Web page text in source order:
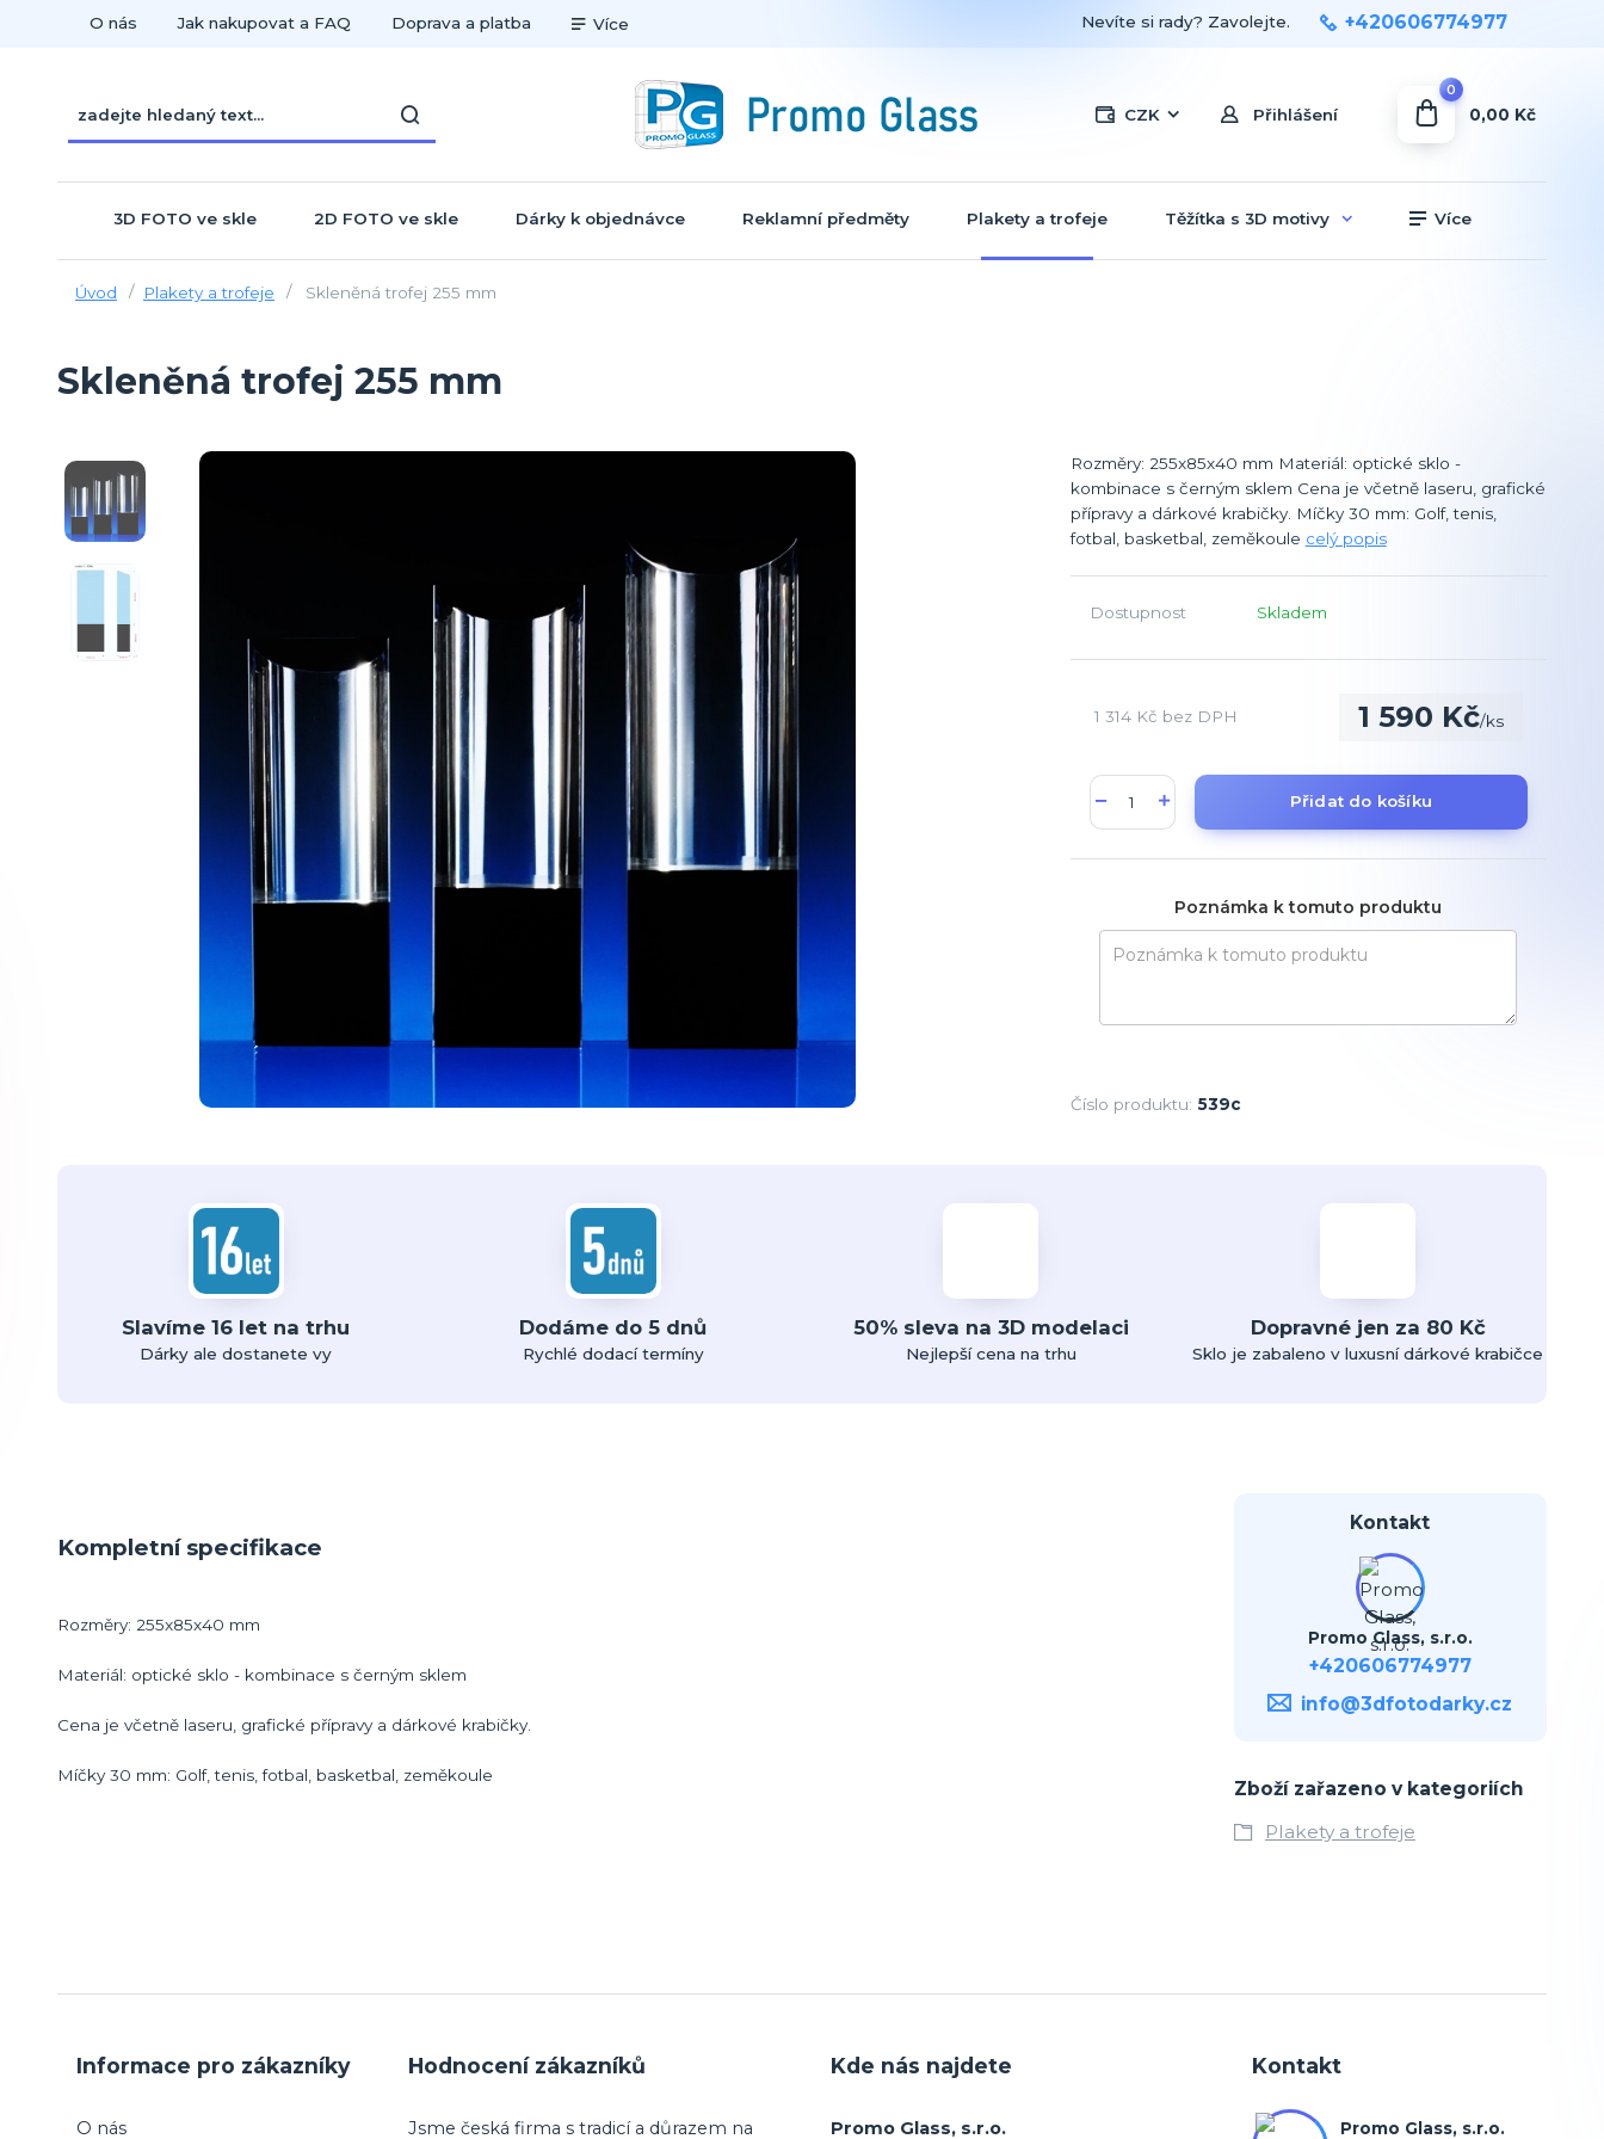
O nás Jak nakupovat a FAQ Doprava a platba Více
CZK Přihlášení
Nevíte si rady? Zavolejte. +420606774977
0
0,00 Kč
3D FOTO ve skle 2D FOTO ve skle Dárky k objednávce Reklamní předměty Plakety a trofeje Těžítka s 3D motivy Více
Úvod Plakety a trofeje Skleněná trofej 255 mm
Skleněná trofej 255 mm
Rozměry: 255x85x40 mm Materiál: optické sklo -
kombinace s černým sklem Cena je včetně laseru, grafické
přípravy a dárkové krabičky. Míčky 30 mm: Golf, tenis,
fotbal, basketbal, zeměkoule celý popis
Dostupnost Skladem
1 590 Kč/ks
1 314 Kč bez DPH
Přidat do košíku
Poznámka k tomuto produktu
Číslo produktu: 539c
Slavíme 16 let na trhu
Dárky ale dostanete vy
Dodáme do 5 dnů
Rychlé dodací termíny
50% sleva na 3D modelaci
Nejlepší cena na trhu
Dopravné jen za 80 Kč
Sklo je zabaleno v luxusní dárkové krabičce
Kompletní specifikace
Rozměry: 255x85x40 mm
Materiál: optické sklo - kombinace s černým sklem
Cena je včetně laseru, grafické přípravy a dárkové krabičky.
Míčky 30 mm: Golf, tenis, fotbal, basketbal, zeměkoule
Kontakt
Promo Glass, s.r.o.
+420606774977
info@3dfotodarky.cz
Zboží zařazeno v kategoriích
Plakety a trofeje
Informace pro zákazníky
O nás
Hodnocení zákazníků
Jsme česká firma s tradicí a důrazem na
Kde nás najdete
Promo Glass, s.r.o.
Kontakt
Promo Glass, s.r.o.